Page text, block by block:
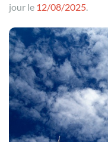
jour le 12/08/2025.